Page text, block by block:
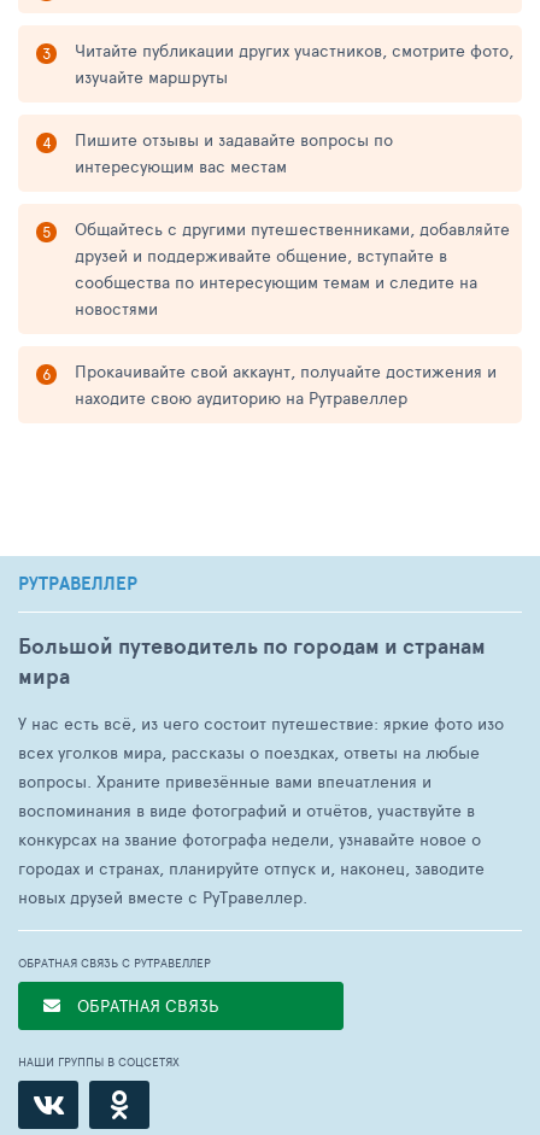
Читайте публикации других участников, смотрите фото,
изучайте маршруты
Пишите отзывы и задавайте вопросы по
интересующим вас местам
Общайтесь с другими путешественниками, добавляйте
друзей и поддерживайте общение, вступайте в
сообщества по интересующим темам и следите на
новостями
Прокачивайте свой аккаунт, получайте достижения и
находите свою аудиторию на Рутравеллер
РУТРАВЕЛЛЕР
Большой путеводитель по городам и странам
мира
У нас есть всё, из чего состоит путешествие: яркие фото изо
всех уголков мира, рассказы о поездках, ответы на любые
вопросы. Храните привезённые вами впечатления и
воспоминания в виде фотографий и отчётов, участвуйте в
конкурсах на звание фотографа недели, узнавайте новое о
городах и странах, планируйте отпуск и, наконец, заводите
новых друзей вместе с РуТравеллер.
ОБРАТНАЯ СВЯЗЬ С РУТРАВЕЛЛЕР
ОБРАТНАЯ СВЯЗЬ
НАШИ ГРУППЫ В СОЦСЕТЯХ